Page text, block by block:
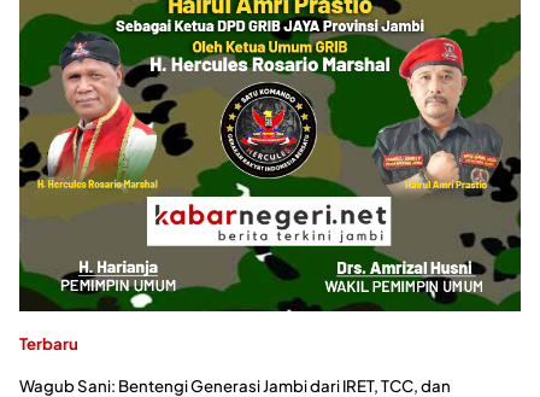
Terbaru
Wagub Sani: Bentengi Generasi Jambi dari IRET, TCC, dan